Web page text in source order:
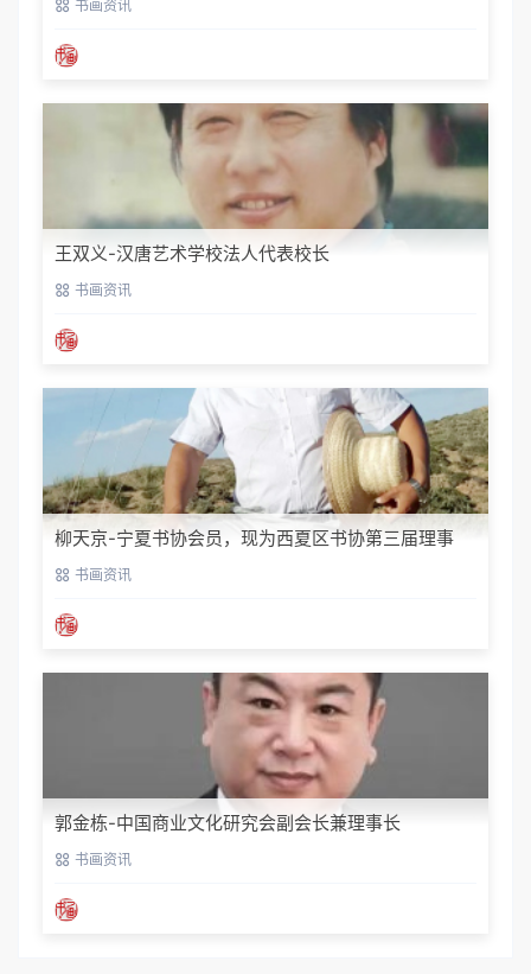
书画资讯
王双义-汉唐艺术学校法人代表校长
书画资讯
柳天京-宁夏书协会员，现为西夏区书协第三届理事
书画资讯
郭金栋-中国商业文化研究会副会长兼理事长
书画资讯